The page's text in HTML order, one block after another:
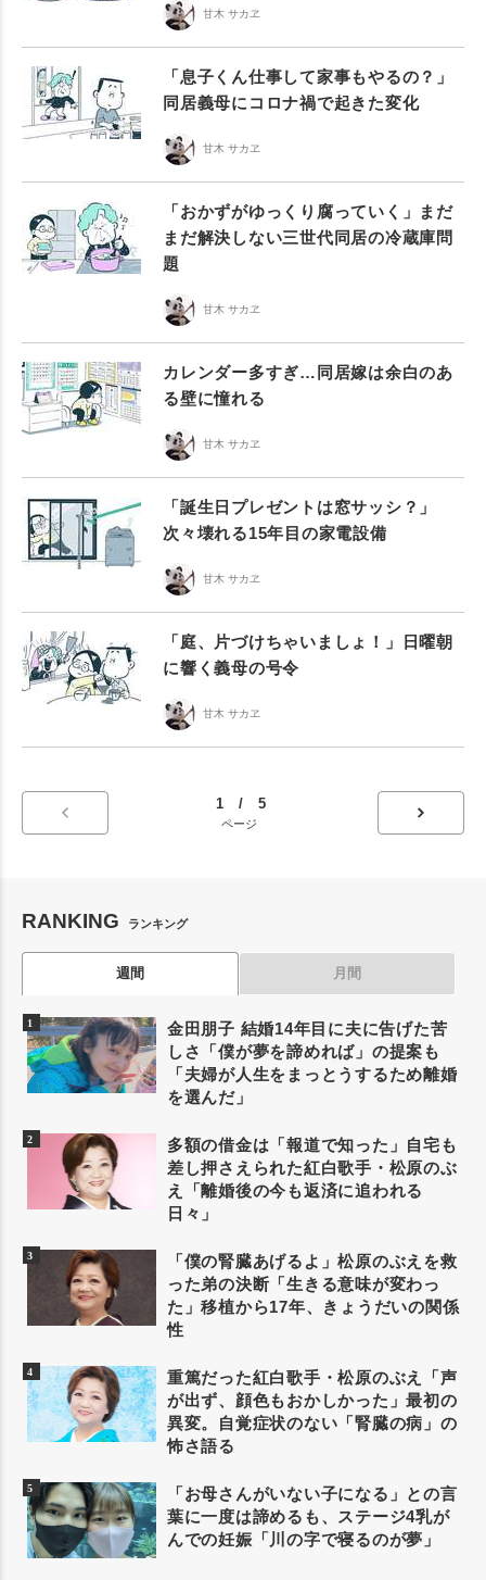
甘木 サカヱ
「息子くん仕事して家事もやるの？」
同居義母にコロナ禍で起きた変化
甘木 サカヱ
「おかずがゆっくり腐っていく」まだ
まだ解決しない三世代同居の冷蔵庫問
題
甘木 サカヱ
カレンダー多すぎ…同居嫁は余白のあ
る壁に憧れる
甘木 サカヱ
「誕生日プレゼントは窓サッシ？」
次々壊れる15年目の家電設備
甘木 サカヱ
「庭、片づけちゃいましょ！」日曜朝
に響く義母の号令
甘木 サカヱ
1 / 5
ページ
RANKING ランキング
週間 月間
金田朋子 結婚14年目に夫に告げた苦
しさ「僕が夢を諦めれば」の提案も
「夫婦が人生をまっとうするため離婚
を選んだ」
多額の借金は「報道で知った」自宅も
差し押さえられた紅白歌手・松原のぶ
え「離婚後の今も返済に追われる
日々」
「僕の腎臓あげるよ」松原のぶえを救
った弟の決断「生きる意味が変わっ
た」移植から17年、きょうだいの関係
性
重篤だった紅白歌手・松原のぶえ「声
が出ず、顔色もおかしかった」最初の
異変。自覚症状のない「腎臓の病」の
怖さ語る
「お母さんがいない子になる」との言
葉に一度は諦めるも、ステージ4乳が
んでの妊娠「川の字で寝るのが夢」